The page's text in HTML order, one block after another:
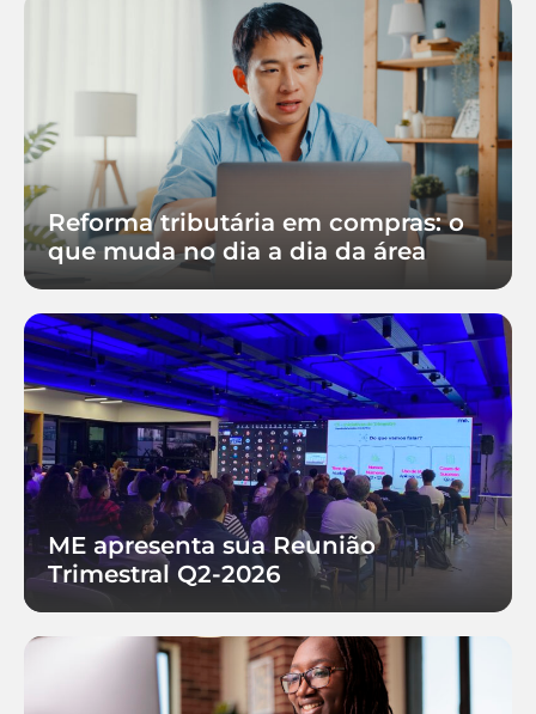
Reforma tributária em compras: o
que muda no dia a dia da área
ME apresenta sua Reunião
Trimestral Q2-2026